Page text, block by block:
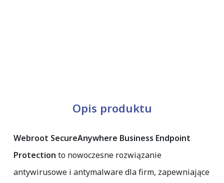
Opis produktu
Webroot SecureAnywhere Business Endpoint
Protection to nowoczesne rozwiązanie
antywirusowe i antymalware dla firm, zapewniające